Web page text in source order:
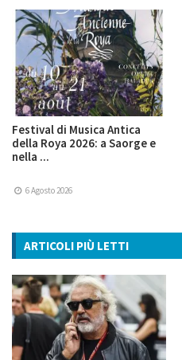
Festival di Musica Antica
della Roya 2026: a Saorge e
nella ...
6 Agosto 2026
ARTICOLI PIÙ LETTI